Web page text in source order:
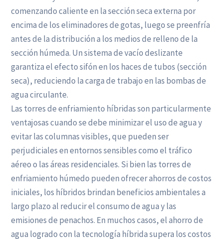
comenzando caliente en la sección seca externa por
encima de los eliminadores de gotas, luego se preenfría
antes de la distribución a los medios de relleno de la
sección húmeda. Un sistema de vacío deslizante
garantiza el efecto sifón en los haces de tubos (sección
seca), reduciendo la carga de trabajo en las bombas de
agua circulante.
Las torres de enfriamiento híbridas son particularmente
ventajosas cuando se debe minimizar el uso de agua y
evitar las columnas visibles, que pueden ser
perjudiciales en entornos sensibles como el tráfico
aéreo o las áreas residenciales. Si bien las torres de
enfriamiento húmedo pueden ofrecer ahorros de costos
iniciales, los híbridos brindan beneficios ambientales a
largo plazo al reducir el consumo de agua y las
emisiones de penachos. En muchos casos, el ahorro de
agua logrado con la tecnología híbrida supera los costos